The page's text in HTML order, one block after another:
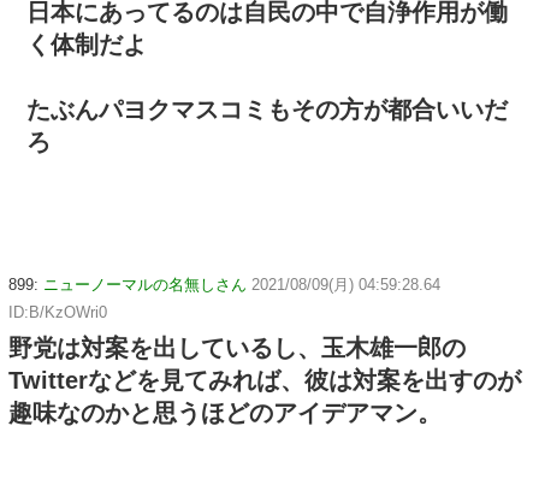
日本にあってるのは自民の中で自浄作用が働
く体制だよ
たぶんパヨクマスコミもその方が都合いいだ
ろ
899: ニューノーマルの名無しさん 2021/08/09(月) 04:59:28.64
ID:B/KzOWri0
野党は対案を出しているし、玉木雄一郎の
Twitterなどを見てみれば、彼は対案を出すのが
趣味なのかと思うほどのアイデアマン。